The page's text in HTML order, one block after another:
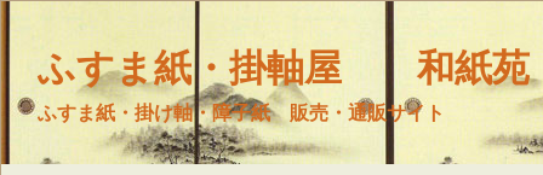
ふすま紙・掛軸屋 和紙苑
ふすま紙・掛け軸・障子紙 販売・通販サイト